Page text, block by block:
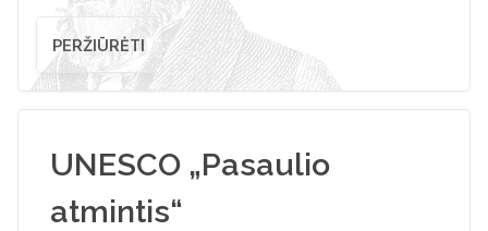
PERŽIŪRĖTI
UNESCO „Pasaulio
atmintis“